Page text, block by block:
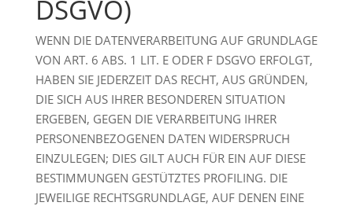
DSGVO)
WENN DIE DATENVERARBEITUNG AUF GRUNDLAGE
VON ART. 6 ABS. 1 LIT. E ODER F DSGVO ERFOLGT,
HABEN SIE JEDERZEIT DAS RECHT, AUS GRÜNDEN,
DIE SICH AUS IHRER BESONDEREN SITUATION
ERGEBEN, GEGEN DIE VERARBEITUNG IHRER
PERSONENBEZOGENEN DATEN WIDERSPRUCH
EINZULEGEN; DIES GILT AUCH FÜR EIN AUF DIESE
BESTIMMUNGEN GESTÜTZTES PROFILING. DIE
JEWEILIGE RECHTSGRUNDLAGE, AUF DENEN EINE